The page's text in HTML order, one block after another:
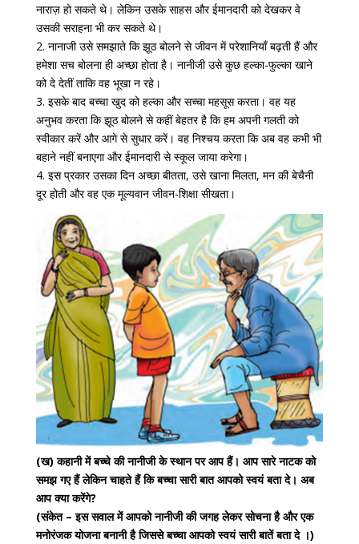
नाराज़ हो सकते थे। लेकिन उसके साहस और ईमानदारी को देखकर वे
उसकी सराहना भी कर सकते थे।
2. नानाजी उसे समझाते कि झूठ बोलने से जीवन में परेशानियाँ बढ़ती हैं और
हमेशा सच बोलना ही अच्छा होता है। नानीजी उसे कुछ हल्का-फुल्का खाने
को दे देतीं ताकि वह भूखा न रहे।
3. इसके बाद बच्चा खुद को हल्का और सच्चा महसूस करता। वह यह
अनुभव करता कि झूठ बोलने से कहीं बेहतर है कि हम अपनी गलती को
स्वीकार करें और आगे से सुधार करें। वह निश्चय करता कि अब वह कभी भी
बहाने नहीं बनाएगा और ईमानदारी से स्कूल जाया करेगा।
4. इस प्रकार उसका दिन अच्छा बीतता, उसे खाना मिलता, मन की बेचैनी
दूर होती और वह एक मूल्यवान जीवन-शिक्षा सीखता।
(ख) कहानी में बच्चे की नानीजी के स्थान पर आप हैं। आप सारे नाटक को
समझ गए हैं लेकिन चाहते हैं कि बच्चा सारी बात आपको स्वयं बता दे। अब
आप क्या करेंगे?
(संकेत – इस सवाल में आपको नानीजी की जगह लेकर सोचना है और एक
मनोरंजक योजना बनानी है जिससे बच्चा आपको स्वयं सारी बातें बता दे ।)